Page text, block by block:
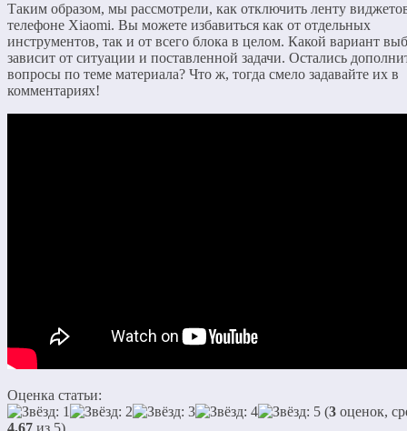
Таким образом, мы рассмотрели, как отключить ленту
телефоне Xiaomi. Вы можете избавиться как от отдельных
инструментов, так и от всего блока в целом. Какой вариант
зависит от ситуации и поставленной задачи. Остались
вопросы по теме материала? Что ж, тогда смело задавайте их в
комментариях!
Оценка статьи:
(3 оценок,